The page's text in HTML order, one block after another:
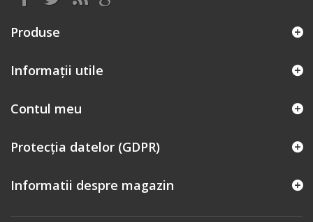
Produse
Informații utile
Contul meu
Protecția datelor (GDPR)
Informatii despre magazin